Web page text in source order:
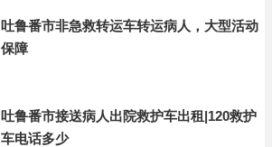
吐鲁番市非急救转运车转运病人，大型活动
保障
吐鲁番市接送病人出院救护车出租|120救护
车电话多少